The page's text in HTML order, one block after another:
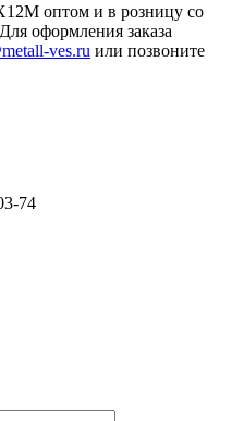
оптом и в розницу со
оформления заказа
ves.ru или позвоните
74